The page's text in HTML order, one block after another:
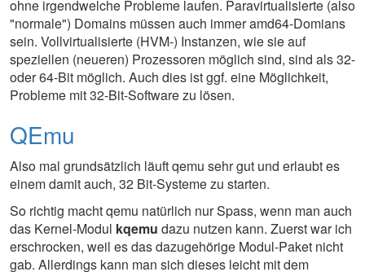
ohne irgendwelche Probleme laufen. Paravirtualisierte (also
"normale") Domains müssen auch immer amd64-Domians
sein. Vollvirtualisierte (HVM-) Instanzen, wie sie auf
speziellen (neueren) Prozessoren möglich sind, sind als 32-
oder 64-Bit möglich. Auch dies ist ggf. eine Möglichkeit,
Probleme mit 32-Bit-Software zu lösen.
QEmu
Also mal grundsätzlich läuft qemu sehr gut und erlaubt es
einem damit auch, 32 Bit-Systeme zu starten.
So richtig macht qemu natürlich nur Spass, wenn man auch
das Kernel-Modul kqemu dazu nutzen kann. Zuerst war ich
erschrocken, weil es das dazugehörige Modul-Paket nicht
gab. Allerdings kann man sich dieses leicht mit dem